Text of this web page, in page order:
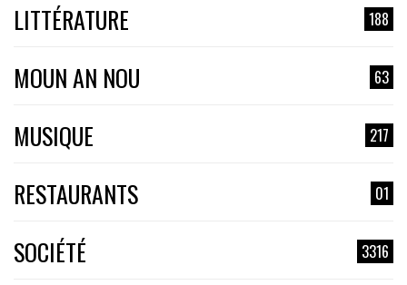
LITTÉRATURE 188
MOUN AN NOU 63
MUSIQUE 217
RESTAURANTS 01
SOCIÉTÉ 3316